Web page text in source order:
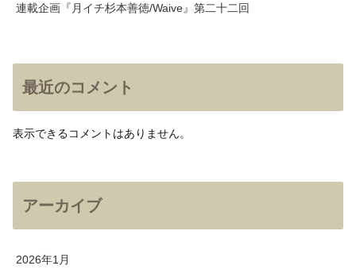
連載企画『月イチ杉本善徳/Waive』第二十二回
最近のコメント
表示できるコメントはありません。
アーカイブ
2026年1月